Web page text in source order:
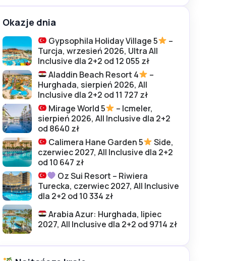
Okazje dnia
Gypsophila Holiday Village 5
–
Turcja, wrzesień 2026, Ultra All
Inclusive dla 2+2 od 12 055 zł
Aladdin Beach Resort 4
–
Hurghada, sierpień 2026, All
Inclusive dla 2+2 od 11 727 zł
Mirage World 5
– Icmeler,
sierpień 2026, All Inclusive dla 2+2
od 8640 zł
Calimera Hane Garden 5
Side,
czerwiec 2027, All Inclusive dla 2+2
od 10 647 zł
Oz Sui Resort – Riwiera
Turecka, czerwiec 2027, All Inclusive
dla 2+2 od 10 334 zł
Arabia Azur: Hurghada, lipiec
2027, All Inclusive dla 2+2 od 9714 zł